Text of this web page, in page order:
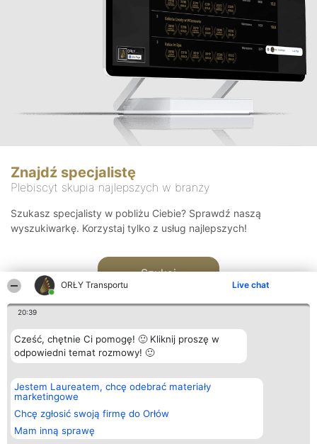
ORŁY Transportu Live chat
20:39
Cześć, chętnie Ci pomogę! 🙂 Kliknij proszę w
odpowiedni temat rozmowy! 🙂
Jestem Laureatem, chcę odebrać materiały
marketingowe
Chcę zgłosić swoją firmę do Orłów
Mam inną sprawę
Znajdź specjalistę
Plebiscyt skupia najlepszych w branży
Szukasz specjalisty w pobliżu Ciebie? Sprawdź naszą
wyszukiwarkę. Korzystaj tylko z usług najlepszych!
Szukaj
Organizator plebiscytu
Bright Side Solutions sp. z o.
o. sp. k.
ul. Ruska 22
Wrocław 50-079
KRS 0000749100 | Regon
381313360 | NIP 8943132676
Plebiscyt
Laureaci
wszystkich
Laureatów
Regulamin
Kontakt
Kontakt